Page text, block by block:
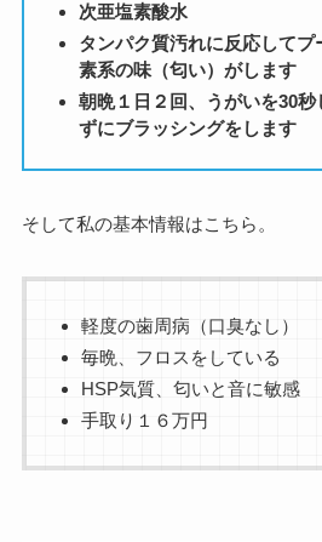
次亜塩素酸水
タンパク質汚れに反応して
素系の味（匂い）がします
朝晩１日２回、うがいを30
ずにブラッシングをします
そして私の基本情報はこちら。
軽度の歯周病（口臭なし）
毎晩、フロスをしている
HSP気質、匂いと音に敏感
手取り１６万円